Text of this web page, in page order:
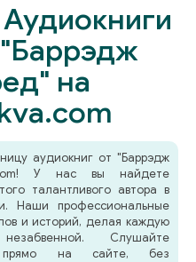
на
аудиокниг от "Баррэдж
У нас вы найдете
талантливого автора в
Наши профессиональные
и историй, делая каждую
Слушайте
прямо на сайте, без